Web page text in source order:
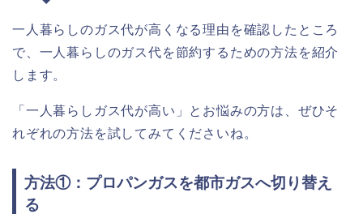
一人暮らしのガス代が高くなる理由を確認したところ
で、一人暮らしのガス代を節約するための方法を紹介
します。
「一人暮らしガス代が高い」とお悩みの方は、ぜひそ
れぞれの方法を試してみてくださいね。
方法①：プロパンガスを都市ガスへ切り替え
る